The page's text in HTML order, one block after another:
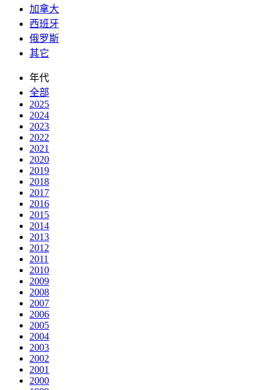
加拿大
西班牙
俄罗斯
其它
年代
全部
2025
2024
2023
2022
2021
2020
2019
2018
2017
2016
2015
2014
2013
2012
2011
2010
2009
2008
2007
2006
2005
2004
2003
2002
2001
2000